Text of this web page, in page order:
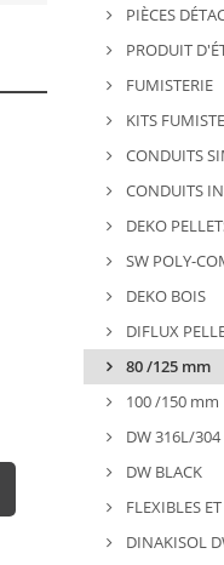
PIÈCES
PRODUIT
FUMISTERIE
KITS
CONDUITS
CONDUITS
DEKO
SW POLY-
DEKO BOIS
DIFLUX
80 /125 mm
100 /150 mm
DW 316L/304
DW BLACK
FLEXIBLES
DINAKISOL